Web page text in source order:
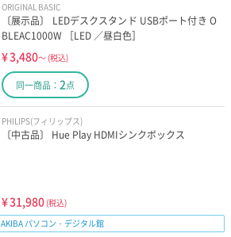
ORIGINAL BASIC
〔展示品〕 LEDデスクスタンド USBポート付き O
BLEAC1000W ［LED ／昼白色］
¥3,480～ (税込)
同一商品： 2点
PHILIPS(フィリップス)
〔中古品〕 Hue Play HDMIシンクボックス
¥31,980 (税込)
AKIBA パソコン・デジタル館